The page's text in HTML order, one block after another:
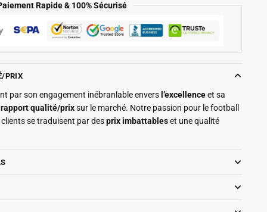
Rapide & 100% Sécurisé
PRIX
par son engagement inébranlable envers l’excellenceet sa
rapport qualité/prixsur le marché. Notre passion pour le football
se traduisent par desprix imbattableset une qualité